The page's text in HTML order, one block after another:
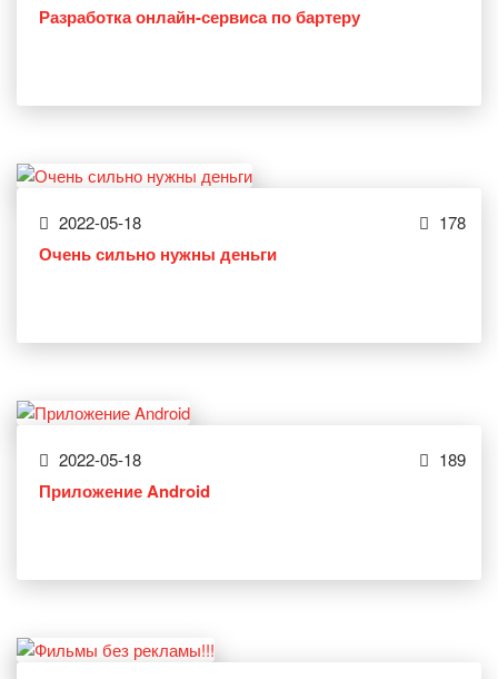
Разработка онлайн-сервиса по бартеру
2022-05-18 178
Очень сильно нужны деньги
2022-05-18 189
Приложение Android